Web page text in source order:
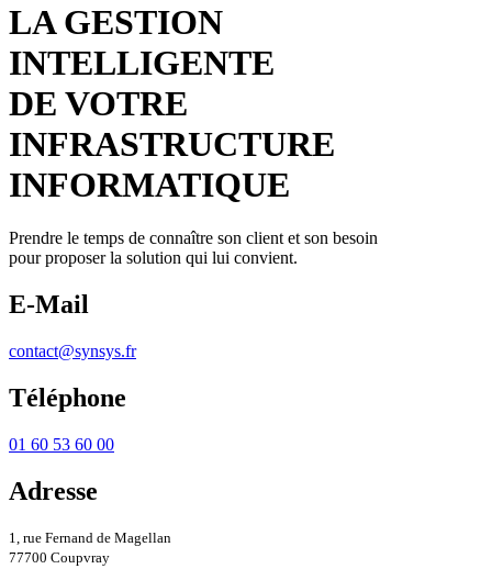
LA GESTION
INTELLIGENTE
DE VOTRE
INFRASTRUCTURE
INFORMATIQUE
Prendre le temps de connaître son client et son besoin
pour proposer la solution qui lui convient.
E-Mail
contact@synsys.fr
Téléphone
01 60 53 60 00
Adresse
1, rue Fernand de Magellan
77700 Coupvray